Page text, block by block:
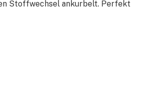
Stoffwechsel ankurbelt. Perfekt